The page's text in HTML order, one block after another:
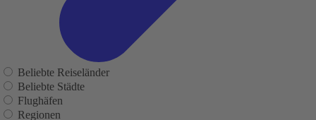
Beliebte Reiseländer
Beliebte Städte
Flughäfen
Regionen